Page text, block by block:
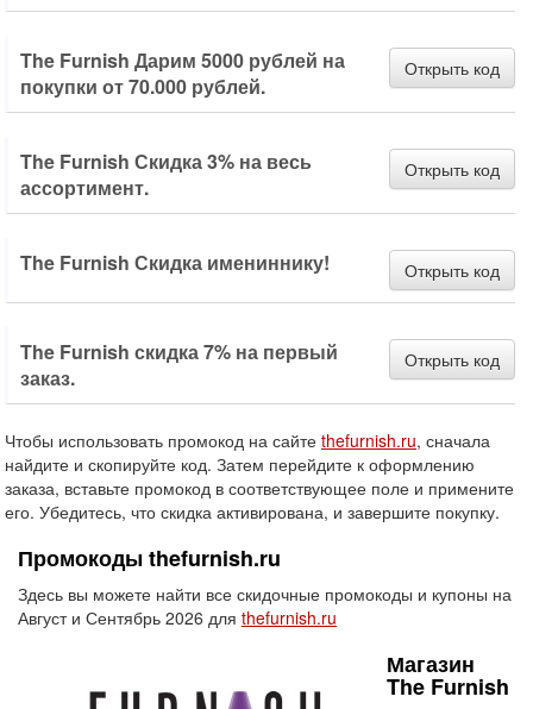
The Furnish Дарим 5000 рублей на
покупки от 70.000 рублей.
Открыть код
The Furnish Скидка 3% на весь
ассортимент.
Открыть код
The Furnish Скидка имениннику! Открыть код
The Furnish скидка 7% на первый
заказ.
Открыть код
Чтобы использовать промокод на сайте thefurnish.ru, сначала
найдите и скопируйте код. Затем перейдите к оформлению
заказа, вставьте промокод в соответствующее поле и примените
его. Убедитесь, что скидка активирована, и завершите покупку.
Промокоды thefurnish.ru
Здесь вы можете найти все скидочные промокоды и купоны на
Август и Сентябрь 2026 для thefurnish.ru
Магазин
The Furnish